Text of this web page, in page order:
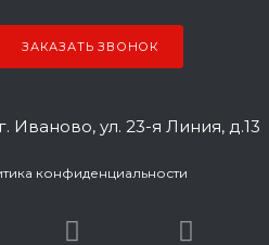
ЗАКАЗАТЬ ЗВОНОК
г. Иваново, ул. 23-я Линия, д.13
конфиденциальности